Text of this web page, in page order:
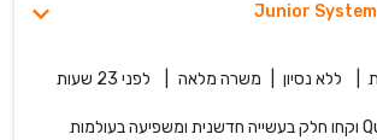
ללא נסיון משרה מלאה לפני 23 שעות
הצטרפו ל-QualityAI וקחו חלק בעשייה חדשנית ומשפיעה בעולמות